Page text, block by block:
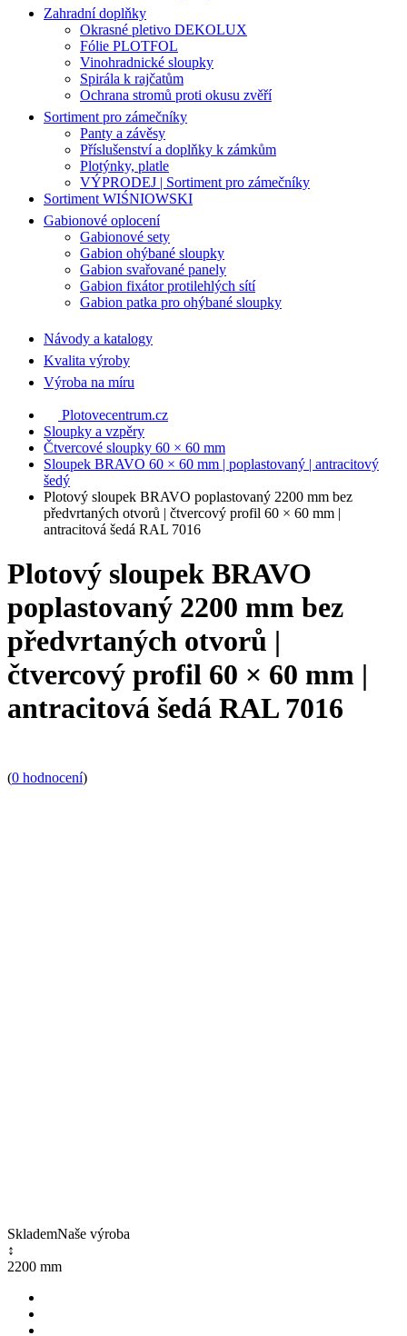
Zahradní doplňky
Okrasné pletivo DEKOLUX
Fólie PLOTFOL
Vinohradnické sloupky
Spirála k rajčatům
Ochrana stromů proti okusu zvěří
Sortiment pro zámečníky
Panty a závěsy
Příslušenství a doplňky k zámkům
Plotýnky, platle
VÝPRODEJ | Sortiment pro zámečníky
Sortiment WIŚNIOWSKI
Gabionové oplocení
Gabionové sety
Gabion ohýbané sloupky
Gabion svařované panely
Gabion fixátor protilehlých sítí
Gabion patka pro ohýbané sloupky
Návody a katalogy
Kvalita výroby
Výroba na míru
Plotovecentrum.cz
Sloupky a vzpěry
Čtvercové sloupky 60 × 60 mm
Sloupek BRAVO 60 × 60 mm | poplastovaný | antracitový
šedý
Plotový sloupek BRAVO poplastovaný 2200 mm bez
předvrtaných otvorů | čtvercový profil 60 × 60 mm |
antracitová šedá RAL 7016
Plotový sloupek BRAVO
poplastovaný 2200 mm bez
předvrtaných otvorů |
čtvercový profil 60 × 60 mm |
antracitová šedá RAL 7016
(0 hodnocení)
SklademNaše výroba
↕
2200 mm